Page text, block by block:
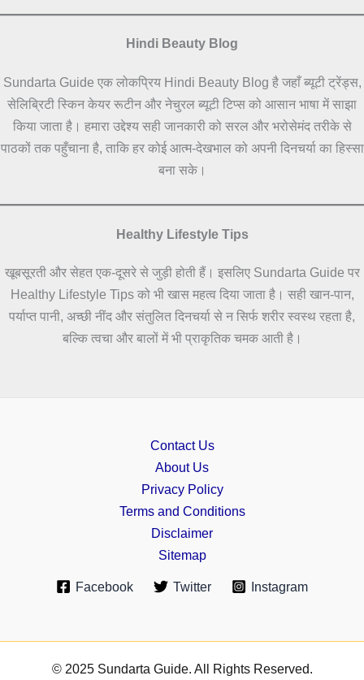
Hindi Beauty Blog
Sundarta Guide एक लोकप्रिय Hindi Beauty Blog है जहाँ ब्यूटी ट्रेंड्स,
सेलिब्रिटी स्किन केयर रूटीन और नेचुरल ब्यूटी टिप्स को आसान भाषा में साझा
किया जाता है। हमारा उद्देश्य सही जानकारी को सरल और भरोसेमंद तरीके से
पाठकों तक पहुँचाना है, ताकि हर कोई आत्म-देखभाल को अपनी दिनचर्या का हिस्सा
बना सके।
Healthy Lifestyle Tips
खूबसूरती और सेहत एक-दूसरे से जुड़ी होती हैं। इसलिए Sundarta Guide पर
Healthy Lifestyle Tips को भी खास महत्व दिया जाता है। सही खान-पान,
पर्याप्त पानी, अच्छी नींद और संतुलित दिनचर्या से न सिर्फ शरीर स्वस्थ रहता है,
बल्कि त्वचा और बालों में भी प्राकृतिक चमक आती है।
Contact Us
About Us
Privacy Policy
Terms and Conditions
Disclaimer
Sitemap
Facebook Twitter Instagram
© 2025 Sundarta Guide. All Rights Reserved.